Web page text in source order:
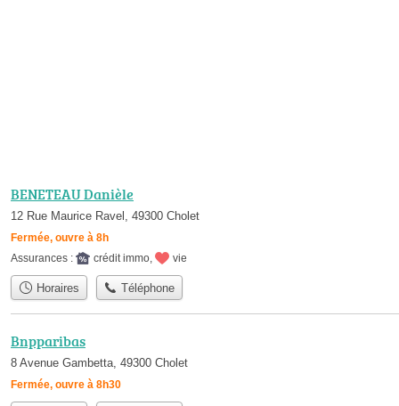
BENETEAU Danièle
12 Rue Maurice Ravel, 49300 Cholet
Fermée, ouvre à 8h
Assurances :
crédit immo vie
Horaires Téléphone
Bnpparibas
8 Avenue Gambetta, 49300 Cholet
Fermée, ouvre à 8h30